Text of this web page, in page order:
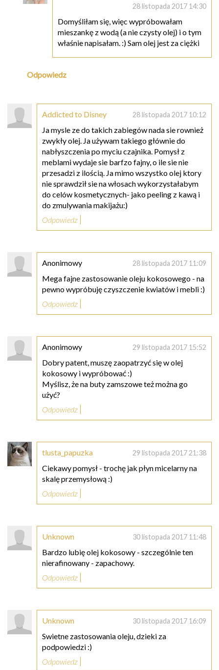
28 listopada 2017 14:30
Domyśliłam się, więc wypróbowałam
mieszankę z wodą (a nie czysty olej) i o tym
właśnie napisałam. :) Sam olej jest za ciężki
Odpowiedz
Addicted to Disney 28 listopada 2017 10:12
Ja mysle ze do takich zabiegów nada sie rownież
zwykły olej. Ja używam takiego głównie do
nabłyszczenia po myciu czajnika. Pomysł z
meblami wydaje sie barfzo fajny, o ile sie nie
przesadzi z ilością. Ja mimo wszystko olej ktory
nie sprawdził sie na włosach wykorzystałabym
do celów kosmetycznych- jako peeling z kawą i
do zmulywania makijażu:)
Odpowiedz
Anonimowy 28 listopada 2017 11:09
Mega fajne zastosowanie oleju kokosowego - na
pewno wypróbuję czyszczenie kwiatów i mebli :)
Odpowiedz
Anonimowy 29 listopada 2017 15:52
Dobry patent, muszę zaopatrzyć się w olej
kokosowy i wypróbować :)
Myślisz, że na buty zamszowe też można go
użyć?
Odpowiedz
tlusta_papuzka 29 listopada 2017 21:38
Ciekawy pomysł - trochę jak płyn micelarny na
skalę przemysłową :)
Odpowiedz
Unknown 30 listopada 2017 11:48
Bardzo lubię olej kokosowy - szczególnie ten
nierafinowany - zapachowy.
Odpowiedz
Unknown 30 listopada 2017 16:09
Swietne zastosowania oleju, dzieki za
podpowiedzi :)
Odpowiedz